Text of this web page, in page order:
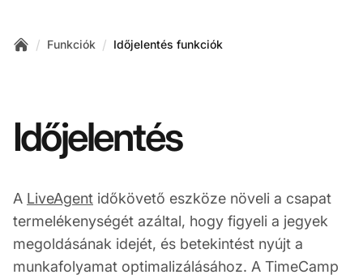
/ Funkciók / Időjelentés funkciók
Időjelentés
A LiveAgent időkövető eszköze növeli a csapat
termelékenységét azáltal, hogy figyeli a jegyek
megoldásának idejét, és betekintést nyújt a
munkafolyamat optimalizálásához. A TimeCamp